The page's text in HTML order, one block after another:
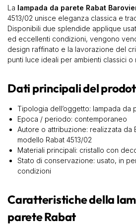
La lampada da parete Rabat
4513/02 unisce eleganza classica e
Disponibili due splendide applique
ed eccellenti condizioni, vengono
design raffinato e la lavorazione del
punti luce ideali per ambienti classici o
Dati principali del
Tipologia dell’oggetto: lampada da
Epoca / periodo: contemporaneo
Autore o attribuzione: realizzata da
modello Rabat 4513/02
Materiali principali: cristallo con
Stato di conservazione: usato, in
condizioni
Caratteristiche della
parete Rabat